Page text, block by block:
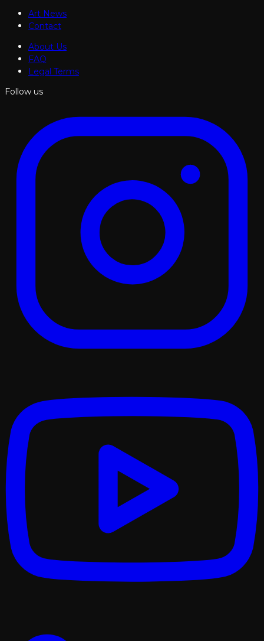
Art News
Contact
About Us
FAQ
Legal Terms
Follow us